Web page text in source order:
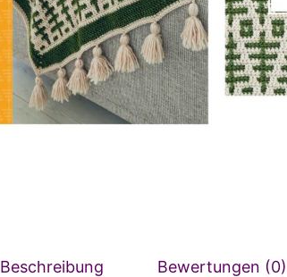
Beschreibung Bewertungen (0)